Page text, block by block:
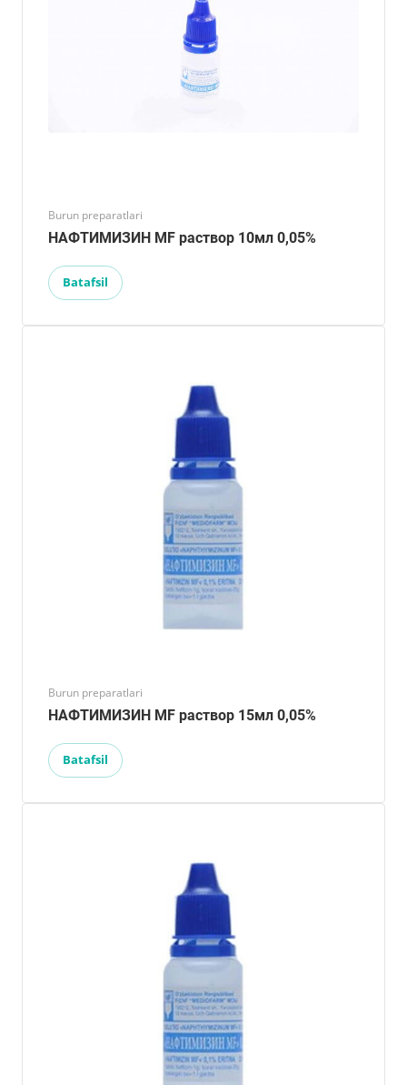
Burun preparatlari
НАФТИМИЗИН MF раствор 10мл 0,05%
Batafsil
Burun preparatlari
НАФТИМИЗИН MF раствор 15мл 0,05%
Batafsil